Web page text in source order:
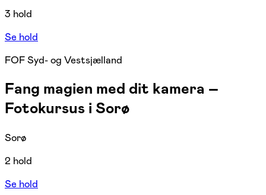
3 hold
Se hold
FOF Syd- og Vestsjælland
Fang magien med dit kamera –
Fotokursus i Sorø
Sorø
2 hold
Se hold